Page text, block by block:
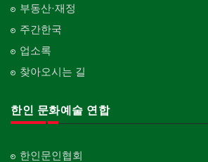
부동산·재정
주간한국
업소록
찾아오시는 길
한인 문화예술 연합
한인문인협회